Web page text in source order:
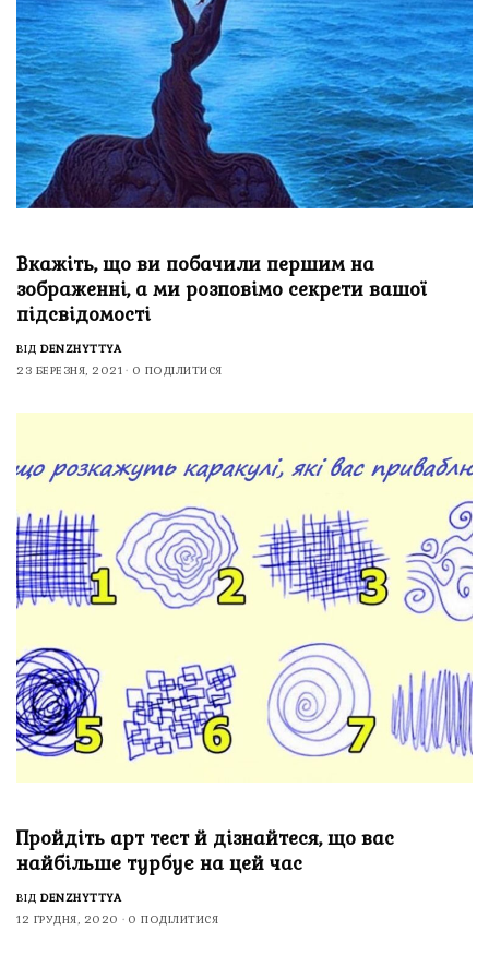
Вкажіть, що ви побачили першим на
зображенні, а ми розповімо секрети вашої
підсвідомості
ВІД DENZHYTTYA
23 БЕРЕЗНЯ, 2021
0 ПОДІЛИТИСЯ
Пройдіть арт тест й дізнайтеся, що вас
найбільше турбує на цей час
ВІД DENZHYTTYA
12 ГРУДНЯ, 2020
0 ПОДІЛИТИСЯ